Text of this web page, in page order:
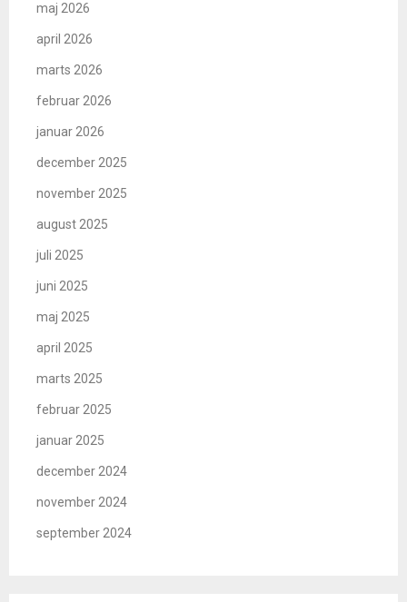
maj 2026
april 2026
marts 2026
februar 2026
januar 2026
december 2025
november 2025
august 2025
juli 2025
juni 2025
maj 2025
april 2025
marts 2025
februar 2025
januar 2025
december 2024
november 2024
september 2024